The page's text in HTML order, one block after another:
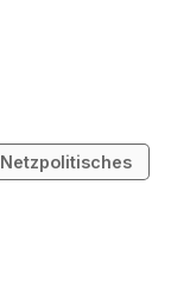
Netzpolitisches